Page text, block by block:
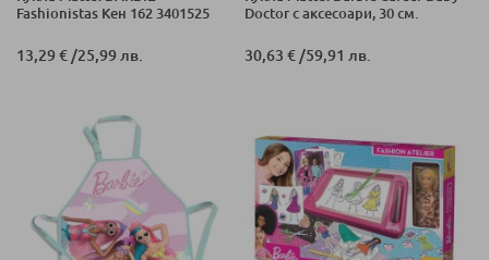
Fashionistas Кен 162 3401525
13,29 € /25,99 лв.
Doctor с аксесоари, 30 см.
30,63 € /59,91 лв.